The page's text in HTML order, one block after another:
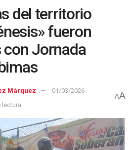
del territorio
fueron
Jornada
Márquez
01/03/2026
lectura
AA